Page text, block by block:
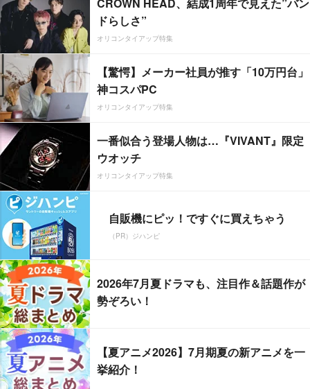
ドらしさ”
オリコンタイアップ特集
【驚愕】メーカー社員が推す「10万円台」
神コスパPC
オリコンタイアップ特集
一番似合う登場人物は…『VIVANT』限定
ウオッチ
オリコンタイアップ特集
自販機にピッ！ですぐに買えちゃう
（PR）ジハンピ
2026年7月夏ドラマも、注目作＆話題作が
勢ぞろい！
【夏アニメ2026】7月期夏の新アニメを一
挙紹介！